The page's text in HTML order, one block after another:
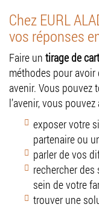
Chez EURL
vos réponses
Faire un tirage de
méthodes pour
avenir. Vous pouvez
l’avenir, vous
exposer votre
partenaire ou
parler de vos
rechercher des
sein de votre
trouver une